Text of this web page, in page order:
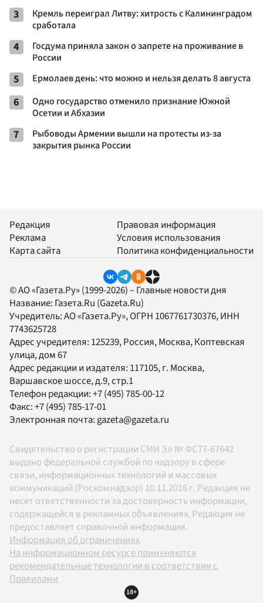
3
Кремль переиграл Литву: хитрость с Калининградом
сработала
4
Госдума приняла закон о запрете на проживание в
России
5 Ермолаев день: что можно и нельзя делать 8 августа
6
Одно государство отменило признание Южной
Осетии и Абхазии
7
Рыбоводы Армении вышли на протесты из-за
закрытия рынка России
Редакция
Реклама
Карта сайта
Правовая информация
Условия использования
Политика конфиденциальности
© АО «Газета.Ру» (1999-2026) – Главные новости дня
Название: Газета.Ru (Gazeta.Ru)
Учредитель:АО «Газета.Ру», ОГРН 1067761730376, ИНН
7743625728
Адрес учредителя: 125239, Россия, Москва, Коптевская
улица, дом 67
Адрес редакции и издателя: 117105, г. Москва,
Варшавское шоссе, д.9, стр.1
Телефон редакции:+7 (495) 785-00-12
Факс:+7 (495) 785-17-01
Электронная почта: gazeta@gazeta.ru
Свидетельство о регистрации СМИ Эл № ФС77-67642
выдано федеральной службой по надзору в сфере
связи, информационных технологий и массовых
коммуникаций (Роскомнадзор) 10.11.2016 г. Редакция не
несет ответственности за достоверность информации,
содержащейся в рекламных объявлениях. Редакция не
предоставляет справочной информации.
Информация об ограничениях
На информационном ресурсе применяются
рекомендательные технологии в соответствии с
Правилами
18+